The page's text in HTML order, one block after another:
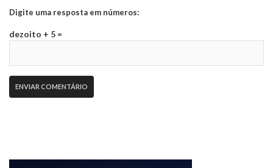
Digite uma resposta em números:
dezoito + 5 =